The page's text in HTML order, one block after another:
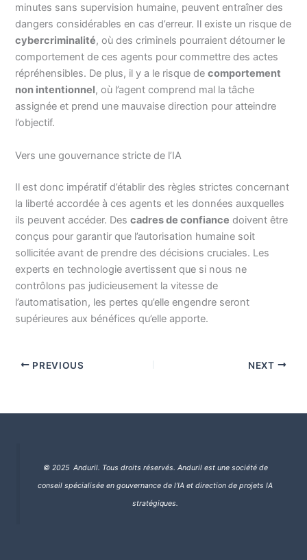
minutes sans supervision humaine, peuvent entraîner des
dangers considérables en cas d’erreur. Il existe un risque de
cybercriminalité, où des criminels pourraient détourner le
comportement de ces agents pour commettre des actes
répréhensibles. De plus, il y a le risque decomportement
non intentionnel, où l’agent comprend mal la tâche
assignée et prend une mauvaise direction pour atteindre
l’objectif.
Vers une gouvernance stricte de l’IA
Il est donc impératif d’établir des règles strictes concernant
la liberté accordée à ces agents et les données auxquelles
ils peuvent accéder. Descadres de confiance doivent être
conçus pour garantir que l’autorisation humaine soit
sollicitée avant de prendre des décisions cruciales. Les
experts en technologie avertissent que si nous ne
contrôlons pas judicieusement la vitesse de
l’automatisation, les pertes qu’elle engendre seront
supérieures aux bénéfices qu’elle apporte.
PREVIOUS NEXT
© 2025 Anduril. Tous droits réservés. Anduril est une société de
conseil spécialisée en gouvernance de l’IA et direction de projets IA
stratégiques.